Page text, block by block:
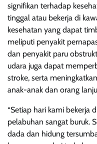
signifikan terhadap
tinggal atau bekerja di
kesehatan yang dapat
meliputi penyakit
dan penyakit paru
udara juga dapat
stroke, serta
anak-anak dan orang
“Setiap hari kami bekerja
pelabuhan sangat buruk.
dada dan hidung